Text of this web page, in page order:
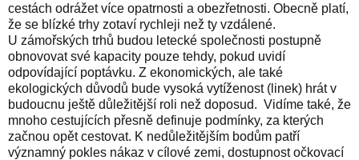
cestách odrážet více opatrnosti a obezřetnosti. Obecně platí,
že se blízké trhy zotaví rychleji než ty vzdálené.
U zámořských trhů budou letecké společnosti postupně
obnovovat své kapacity pouze tehdy, pokud uvidí
odpovídající poptávku. Z ekonomických, ale také
ekologických důvodů bude vysoká vytíženost (linek) hrát v
budoucnu ještě důležitější roli než doposud. Vidíme také, že
mnoho cestujících přesně definuje podmínky, za kterých
začnou opět cestovat. K nedůležitějším bodům patří
významný pokles nákaz v cílové zemi, dostupnost očkovací